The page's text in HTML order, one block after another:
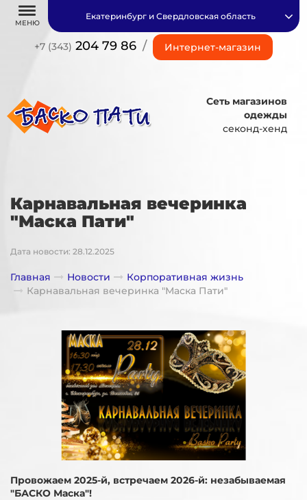
МЕНЮ
+7 (343) 204 79 86 / Интернет-магазин
Екатеринбург и Свердловская область
Сеть магазинов
одежды
секонд-хенд
Карнавальная вечеринка
"Маска Пати"
Дата новости: 28.12.2025
Главная Новости
Корпоративная жизнь
Карнавальная вечеринка "Маска Пати"
Провожаем 2025-й, встречаем 2026-й: незабываемая
"БАСКО Маска"!